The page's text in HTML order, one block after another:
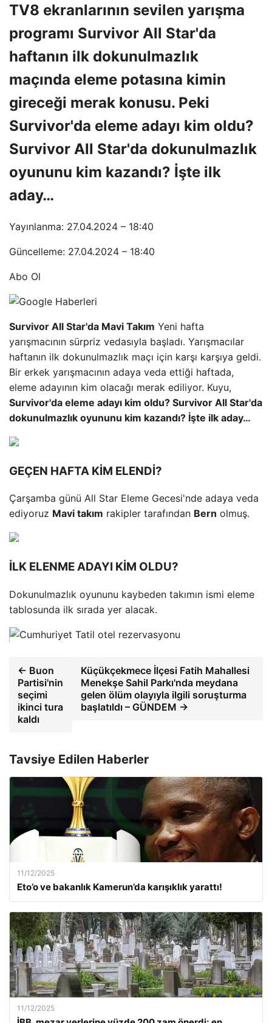
TV8 ekranlarının sevilen yarışma
programı Survivor All Star'da
haftanın ilk dokunulmazlık
maçında eleme potasına kimin
gireceği merak konusu. Peki
Survivor'da eleme adayı kim oldu?
Survivor All Star'da dokunulmazlık
oyununu kim kazandı? İşte ilk
aday…
Yayınlanma: 27.04.2024 – 18:40
Güncelleme: 27.04.2024 – 18:40
Abo Ol
Survivor All Star'da Mavi Takım Yeni hafta
yarışmacının sürpriz vedasıyla başladı. Yarışmacılar
haftanın ilk dokunulmazlık maçı için karşı karşıya geldi.
Bir erkek yarışmacının adaya veda ettiği haftada,
eleme adayının kim olacağı merak ediliyor. Kuyu,
Survivor'da eleme adayı kim oldu? Survivor All Star'da
dokunulmazlık oyununu kim kazandı? İşte ilk aday…
GEÇEN HAFTA KİM ELENDİ?
Çarşamba günü All Star Eleme Gecesi'nde adaya veda
ediyoruz Mavi takım rakipler tarafından Bern olmuş.
İLK ELENME ADAYI KİM OLDU?
Dokunulmazlık oyununu kaybeden takımın ismi eleme
tablosunda ilk sırada yer alacak.
← Buon
Partisi'nin
seçimi
ikinci tura
kaldı
Küçükçekmece İlçesi Fatih Mahallesi
Menekşe Sahil Parkı'nda meydana
gelen ölüm olayıyla ilgili soruşturma
başlatıldı – GÜNDEM →
Tavsiye Edilen Haberler
11/12/2025
Eto’o ve bakanlık Kamerun’da karışıklık yarattı!
11/12/2025